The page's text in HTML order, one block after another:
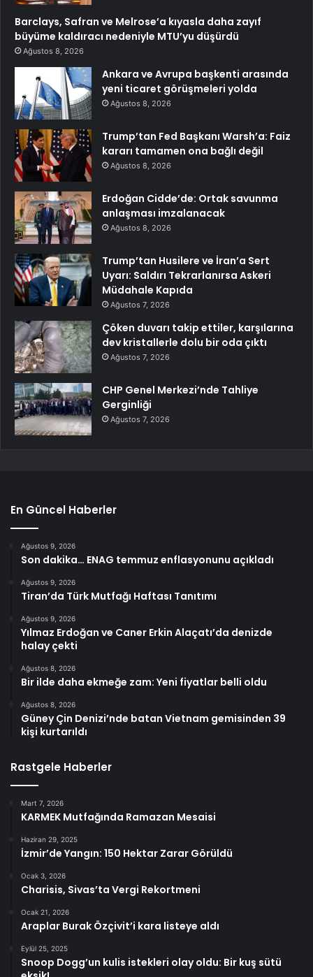
Barclays, Safran ve Melrose’a kıyasla daha zayıf
büyüme kaldıracı nedeniyle MTU’yu düşürdü
Ağustos 8, 2026
Ankara ve Avrupa başkenti arasında
yeni ticaret görüşmeleri yolda
Ağustos 8, 2026
Trump’tan Fed Başkanı Warsh’a: Faiz
kararı tamamen ona bağlı değil
Ağustos 8, 2026
Erdoğan Cidde’de: Ortak savunma
anlaşması imzalanacak
Ağustos 8, 2026
Trump’tan Husilere ve İran’a Sert
Uyarı: Saldırı Tekrarlanırsa Askeri
Müdahale Kapıda
Ağustos 7, 2026
Çöken duvarı takip ettiler, karşılarına
dev kristallerle dolu bir oda çıktı
Ağustos 7, 2026
CHP Genel Merkezi’nde Tahliye
Gerginliği
Ağustos 7, 2026
En Güncel Haberler
Ağustos 9, 2026
Son dakika… ENAG temmuz enflasyonunu açıkladı
Ağustos 9, 2026
Tiran’da Türk Mutfağı Haftası Tanıtımı
Ağustos 9, 2026
Yılmaz Erdoğan ve Caner Erkin Alaçatı’da denizde
halay çekti
Ağustos 8, 2026
Bir ilde daha ekmeğe zam: Yeni fiyatlar belli oldu
Ağustos 8, 2026
Güney Çin Denizi’nde batan Vietnam gemisinden 39
kişi kurtarıldı
Rastgele Haberler
Mart 7, 2026
KARMEK Mutfağında Ramazan Mesaisi
Haziran 29, 2025
İzmir’de Yangın: 150 Hektar Zarar Görüldü
Ocak 3, 2026
Charisis, Sivas’ta Vergi Rekortmeni
Ocak 21, 2026
Araplar Burak Özçivit’i kara listeye aldı
Eylül 25, 2025
Snoop Dogg’un kulis istekleri olay oldu: Bir kuş sütü